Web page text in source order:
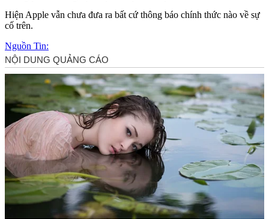
Hiện Apple vẫn chưa đưa ra bất cứ thông báo chính thức nào về sự
cố trên.
Nguồn Tin: